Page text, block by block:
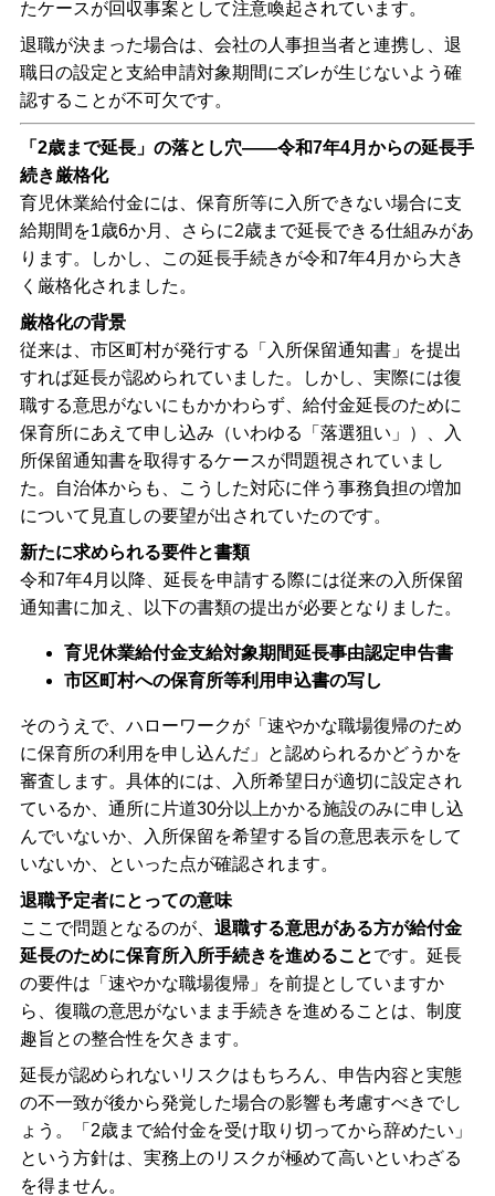
たケースが回収事案として注意喚起されています。
退職が決まった場合は、会社の人事担当者と連携し、退
職日の設定と支給申請対象期間にズレが生じないよう確
認することが不可欠です。
「2歳まで延長」の落とし穴――令和7年4月からの延長手
続き厳格化
育児休業給付金には、保育所等に入所できない場合に支
給期間を1歳6か月、さらに2歳まで延長できる仕組みがあ
ります。しかし、この延長手続きが令和7年4月から大き
く厳格化されました。
厳格化の背景
従来は、市区町村が発行する「入所保留通知書」を提出
すれば延長が認められていました。しかし、実際には復
職する意思がないにもかかわらず、給付金延長のために
保育所にあえて申し込み（いわゆる「落選狙い」）、入
所保留通知書を取得するケースが問題視されていまし
た。自治体からも、こうした対応に伴う事務負担の増加
について見直しの要望が出されていたのです。
新たに求められる要件と書類
令和7年4月以降、延長を申請する際には従来の入所保留
通知書に加え、以下の書類の提出が必要となりました。
育児休業給付金支給対象期間延長事由認定申告書
市区町村への保育所等利用申込書の写し
そのうえで、ハローワークが「速やかな職場復帰のため
に保育所の利用を申し込んだ」と認められるかどうかを
審査します。具体的には、入所希望日が適切に設定され
ているか、通所に片道30分以上かかる施設のみに申し込
んでいないか、入所保留を希望する旨の意思表示をして
いないか、といった点が確認されます。
退職予定者にとっての意味
ここで問題となるのが、 退職する意思がある方が給付金
延長のために保育所入所手続きを進めることです。延長
の要件は「速やかな職場復帰」を前提としていますか
ら、復職の意思がないまま手続きを進めることは、制度
趣旨との整合性を欠きます。
延長が認められないリスクはもちろん、申告内容と実態
の不一致が後から発覚した場合の影響も考慮すべきでし
ょう。「2歳まで給付金を受け取り切ってから辞めたい」
という方針は、実務上のリスクが極めて高いといわざる
を得ません。